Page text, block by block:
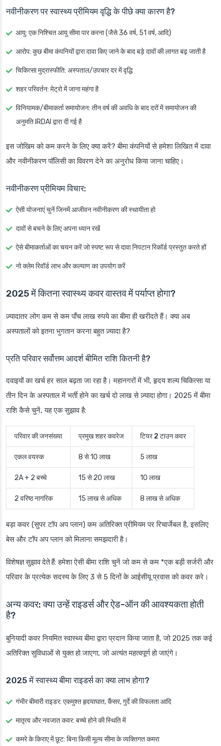
नवीनीकरण पर स्वास्थ्य प्रीमियम वृद्धि के पीछे क्या कारण है?
आयु: एक निश्चित आयु सीमा पार करना (जैसे 36 वर्ष, 51 वर्ष, आदि)
आरोप: कुछ बीमा कंपनियों द्वारा दावा किए जाने के बाद बड़े दावों की लागत बढ़ जाती है
चिकित्सा मुद्रास्फीति: अस्पताल/उपचार दर में वृद्धि
शहर परिवर्तन: मेट्रो में जाना महंगा है
विनियामक/बीमाकर्ता समायोजन: तीन वर्ष की अवधि के बाद दरों में समायोजन की
अनुमति IRDAI द्वारा दी गई है
इस जोखिम को कम करने के लिए क्या करें? बीमा कंपनियों से हमेशा लिखित में दावा
और नवीनीकरण पॉलिसी का विवरण देने का अनुरोध किया जाना चाहिए।
नवीनीकरण प्रीमियम विचार:
ऐसी योजनाएं चुनें जिनमें आजीवन नवीनीकरण की स्थायीता हो
दावों से बचने के लिए अपना ध्यान रखें
ऐसे बीमाकर्ताओं का चयन करें जो स्पष्ट रूप से दावा निपटान रिकॉर्ड प्रस्तुत करते हों
नो क्लेम रिवॉर्ड लाभ और कल्याण का उपयोग करें
2025 में कितना स्वास्थ्य कवर वास्तव में पर्याप्त होगा?
ज़्यादातर लोग कम से कम पाँच लाख रुपये का बीमा ही खरीदते हैं। क्या अब
अस्पतालों को इतना भुगतान करना बहुत ज़्यादा है?
प्रति परिवार सर्वोत्तम आदर्श बीमित राशि कितनी है?
दवाइयों का खर्च हर साल बढ़ता जा रहा है। महानगरों में भी, हृदय शल्य चिकित्सा या
तीन दिन के अस्पताल में भर्ती होने का खर्च दो लाख से ज़्यादा होगा। 2025 में बीमा
राशि कैसे चुनें, यह एक सुझाव है:
परिवार की जनसंख्या प्रमुख शहर कवरेज टियर 2 टाउन कवर
एकल वयस्क 8 से 10 लाख 5 लाख
2A + 2 बच्चे 15 से 20 लाख 10 लाख
2 वरिष्ठ नागरिक 15 लाख से अधिक 8 लाख से अधिक
बड़ा कवर (सुपर टॉप अप प्लान) कम अतिरिक्त प्रीमियम पर रिचार्जेबल है, इसलिए
बेस और टॉप अप प्लान को मिलाना समझदारी है।
विशेषज्ञ सुझाव देते हैं: हमेशा ऐसी बीमा राशि चुनें जो कम से कम *एक बड़ी सर्जरी और
परिवार के प्रत्येक सदस्य के लिए 3 से 5 दिनों के आईसीयू प्रवास को कवर करे।
अन्य कवर: क्या उन्हें राइडर्स और ऐड-ऑन की आवश्यकता होती
है?
बुनियादी कवर नियमित स्वास्थ्य बीमा द्वारा प्रदान किया जाता है, जो 2025 तक कई
अतिरिक्त सुविधाओं से युक्त हो जाएगा, जो अत्यंत महत्वपूर्ण हो जाएंगे।
2025 में स्वास्थ्य बीमा राइडर्स का क्या लाभ होगा?
गंभीर बीमारी राइडर: एकमुश्त हृदयाघात, कैंसर, गुर्दे की विफलता आदि
मातृत्व और नवजात कवर: बच्चे होने की स्थिति में
कमरे के किराए में छूट: बिना किसी मूल्य सीमा के व्यक्तिगत कमरा